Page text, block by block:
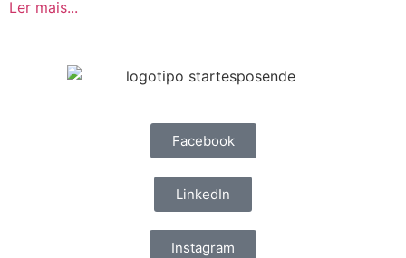
Ler mais...
Facebook
LinkedIn
Instagram